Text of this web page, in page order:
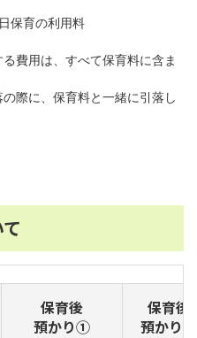
保育の利用料
費用は、すべて保育料に含ま
際に、保育料と一緒に引落し
保育後
預かり①
保育後
預かり②